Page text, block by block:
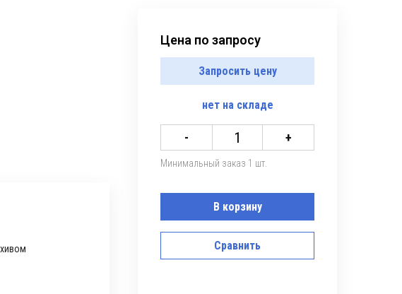
Цена по запросу
Запросить цену
нет на складе
- +
Минимальный заказ 1 шт.
В корзину
Сравнить